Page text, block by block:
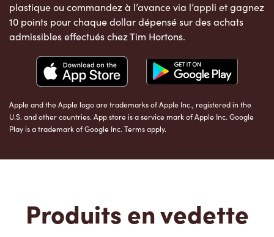
plastique ou commandez à l’avance via l’appli et gagnez
10 points pour chaque dollar dépensé sur des achats
admissibles effectués chez Tim Hortons.
Apple and the Apple logo are trademarks of Apple Inc., registered in the
U.S. and other countries. App store is a service mark of Apple Inc. Google
Play is a trademark of Google Inc. Terms apply.
Produits en vedette